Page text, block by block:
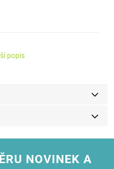
Lexmark C 540 N,
540 N, 543 DN, 544, 546
popis
NOVINEK A